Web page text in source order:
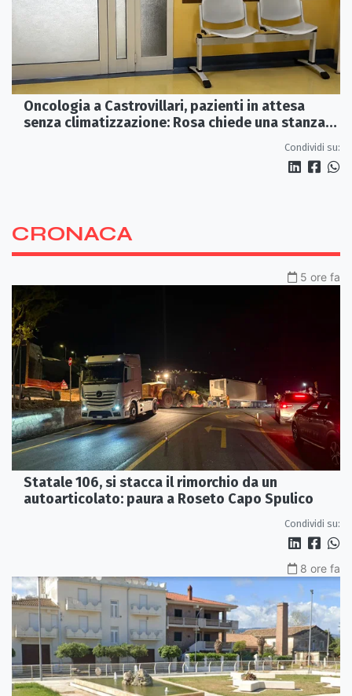
Oncologia a Castrovillari, pazienti in attesa
senza climatizzazione: Rosa chiede una stanza
Condividi su:
CRONACA
5 ore fa
Statale 106, si stacca il rimorchio da un
autoarticolato: paura a Roseto Capo Spulico
Condividi su:
8 ore fa